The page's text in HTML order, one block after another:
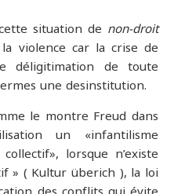
situation de non-droit
violence car la crise de
déligitimation de toute
une desinstitution.
le montre Freud dans
un «infantilisme
lorsque n’existe
» ( Kultur überich ), la loi